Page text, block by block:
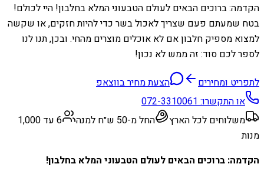
הקדמה: ברוכים הבאים לעולם הטבעוני המלא בחלבון! היי לכולם!
בטח שמעתם פעם שצריך לאכול בשר כדי להיות חזקים, או שקשה
למצוא מספיק חלבון אם לא אוכלים מוצרים מהחי. ובכן, תנו לנו
לספר לכם סוד: זה ממש לא נכון!
לתפריט ומחירים
הצעת מחיר בווצאפ
או התקשרו:072-3310061
משלוחים לכל הארץ
החל מ-50 ש״ח למנה
6 עד 1,000
מנות
הקדמה: ברוכים הבאים לעולם הטבעוני המלא בחלבון!